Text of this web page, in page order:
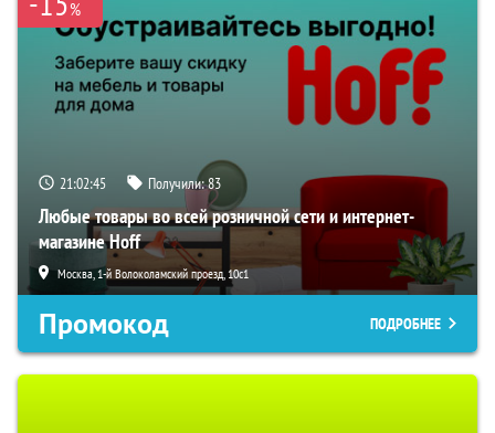
%
21:02:44 Получили:83
Любые товары во всей розничной сети и интернет-
магазине Hoff
Москва, 1-й Волоколамский проезд, 10с1
Промокод ПОДРОБНЕЕ